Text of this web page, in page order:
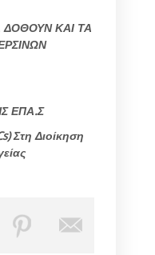
ΔΟΘΟΥΝ ΚΑΙ ΤΑ
ΕΠΑ.Σ
) Στη Διοίκηση